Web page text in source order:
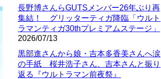
長野博さんらGUTSメンバー26年ぶり再
集結！ グリッターティガ降臨「ウルト
ラマンティガ30thプレミアムステージ」
2026/07/13
黒部進さんから娘・吉本多香美さんへ涙
の手紙 桜井浩子さん、吉本さんと振り
返る『ウルトラマン前夜祭』